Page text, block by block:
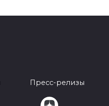
Пресс-релизы